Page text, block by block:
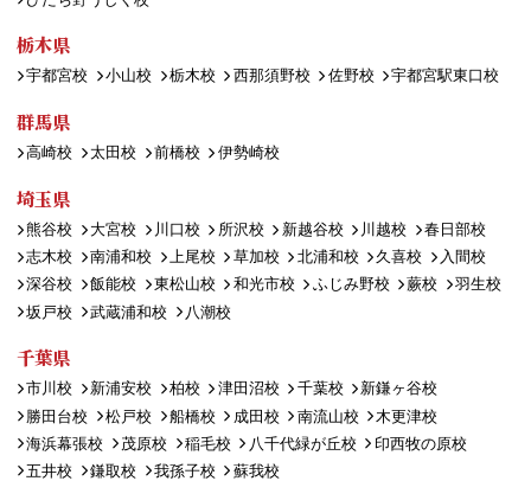
栃木県
宇都宮校 小山校 栃木校 西那須野校 佐野校 宇都宮駅東口校
群馬県
高崎校 太田校 前橋校 伊勢崎校
埼玉県
熊谷校 大宮校 川口校 所沢校 新越谷校 川越校
春日部校
志木校
南浦和校 上尾校 草加校 北浦和校 久喜校
入間校
深谷校
飯能校 東松山校 和光市校 ふじみ野校 蕨校
羽生校
坂戸校
武蔵浦和校 八潮校
千葉県
市川校 新浦安校 柏校 津田沼校 千葉校
新鎌ヶ谷校
勝田台校
松戸校 船橋校 成田校 南流山校
木更津校
海浜幕張校
茂原校 稲毛校 八千代緑が丘校
印西牧の原校
五井校
鎌取校 我孫子校 蘇我校